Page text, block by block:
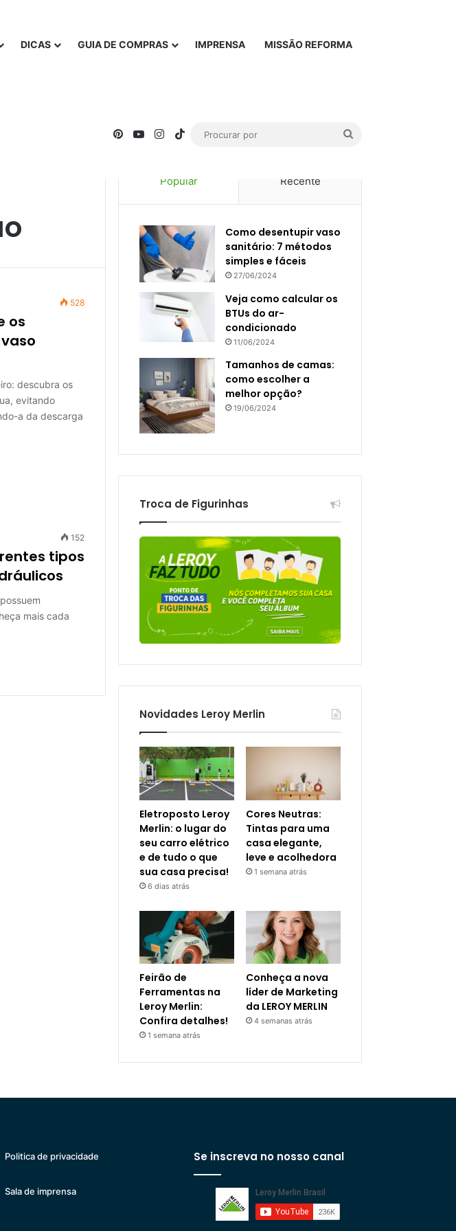
DICAS GUIA DE COMPRAS IMPRENSA MISSÃO REFORMA
PinterestYouTubeInstagram
TikTok
528
os
descubra os
evitando
a da descarga
152
tipos
mais cada
Popular Recente
Como desentupir vaso
sanitário: 7 métodos
simples e fáceis
27/06/2024
Veja como calcular os
BTUs do ar-
condicionado
11/06/2024
Tamanhos de camas:
como escolher a
melhor opção?
19/06/2024
Troca de Figurinhas
Novidades Leroy Merlin
Eletroposto Leroy
Merlin: o lugar do
seu carro elétrico
e de tudo o que
sua casa precisa!
6 dias atrás
Cores Neutras:
Tintas para uma
casa elegante,
leve e acolhedora
1 semana atrás
Feirão de
Ferramentas na
Leroy Merlin:
Confira detalhes!
1 semana atrás
Conheça a nova
líder de Marketing
da LEROY MERLIN
4 semanas atrás
Politica de privacidade
Sala de imprensa
Se inscreva no nosso canal